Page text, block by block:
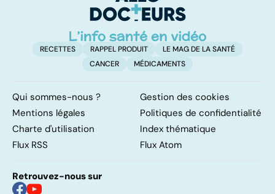
RECETTES RAPPEL PRODUIT
LE MAG DE LA SANTÉ
CANCER
MÉDICAMENTS
Qui sommes-nous ?
Gestion des cookies
Mentions légales
Politiques de confidentialité
Charte d'utilisation
Index thématique
Flux RSS
Flux Atom
Retrouvez-nous sur